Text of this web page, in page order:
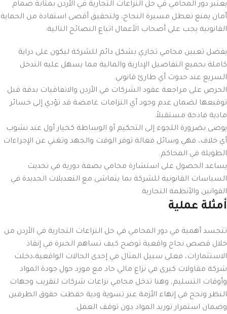
يعتبر دور المحامي في حل النزاعات التجارية في الأردن بمثابة صمام
أمان يمنع تعطل مسيرة النجاح، ولتحقيق أقصى استفادة من الحماية
القانونية يجب على أصحاب الأعمال اتباع النصائح التالية:
يفضل تعيين محامي تجاري بشكل دائم للشركة ليكون على دراية
كاملة بحميع التفاصيل الإدارية والمالية مما يسهل عليه التدخل
السريع عند حدوث أي طارئ قانوني.
الحرص على مراجعة عقود الشركات في الأردن والاتفاقيات بدقة قبل
توقيعها لضمان عدم وجود أي التزامات غامضة قد تؤدي إلى خسائر
مادية فادحة مستقبلاً.
يوصى بضرورة اللجوء إلى التحكيم أو الوساطة كخيار أول عند نشوب
أي خلاف، فهي وسائل فعالة توفر الوقت والجهد وتغني عن الإجراءات
الطويلة في المحاكم.
يساعد الحصول على استشارة محامي بصفة دورية في تحديث
السياسات القانونية للشركة بما يتماشى مع التعديلات الجديدة في
القوانين والأنظمة التجارية.
أمثلة عملية
تتجسد أهمية في دور المحامي في حل النزاعات التجارية في الأردن من
خلال قصص نجاح واقعية توضح كيف تساهم الخبرة في إنقاذ
الاستثمارات، فعلى سبيل المثال في إحدى الحالات الواقعية،دخلت
شركة مقاولات كبرى في نزاع مالي حاد مع مورد حول جودة المواد
وأوقات التسليم، وهنا تدخل محامي نزاعات شركات لتقريب وجهات
النظر ونجح في إنهاء الأزمة عبر تسوية ودية حفظت حقوق الطرفين
وضمان استمرار توريد المواد دون توقف العمل.